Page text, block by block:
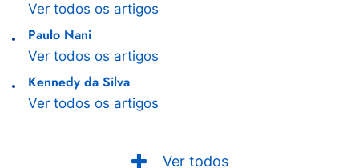
Ver todos os artigos
Paulo Nani
Ver todos os artigos
Kennedy da Silva
Ver todos os artigos
Ver todos